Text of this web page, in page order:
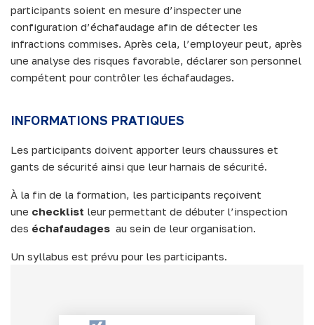
participants soient en mesure d’inspecter une
configuration d’échafaudage afin de détecter les
infractions commises. Après cela, l’employeur peut, après
une analyse des risques favorable, déclarer son personnel
compétent pour contrôler les échafaudages.
INFORMATIONS PRATIQUES
Les participants doivent apporter leurs chaussures et
gants de sécurité ainsi que leur harnais de sécurité.
À la fin de la formation, les participants reçoivent
une checklist leur permettant de débuter l’inspection
des échafaudages au sein de leur organisation.
Un syllabus est prévu pour les participants.